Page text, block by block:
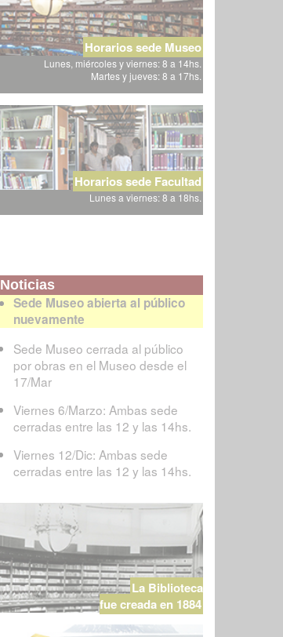
Horarios sede Museo
Lunes, miércoles y viernes: 8 a 14hs.
Martes y jueves: 8 a 17hs.
Horarios sede Facultad
Lunes a viernes: 8 a 18hs.
Noticias
Sede Museo abierta al público
nuevamente
Sede Museo cerrada al público
por obras en el Museo desde el
17/Mar
Viernes 6/Marzo: Ambas sede
cerradas entre las 12 y las 14hs.
Viernes 12/Dic: Ambas sede
cerradas entre las 12 y las 14hs.
La Biblioteca
fue creada en 1884